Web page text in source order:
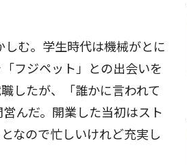
む。学生時代は機械がとに
フジペット」との出会いを
したが、「誰かに言われて
んだ。開業した当初はスト
なので忙しいけれど充実し